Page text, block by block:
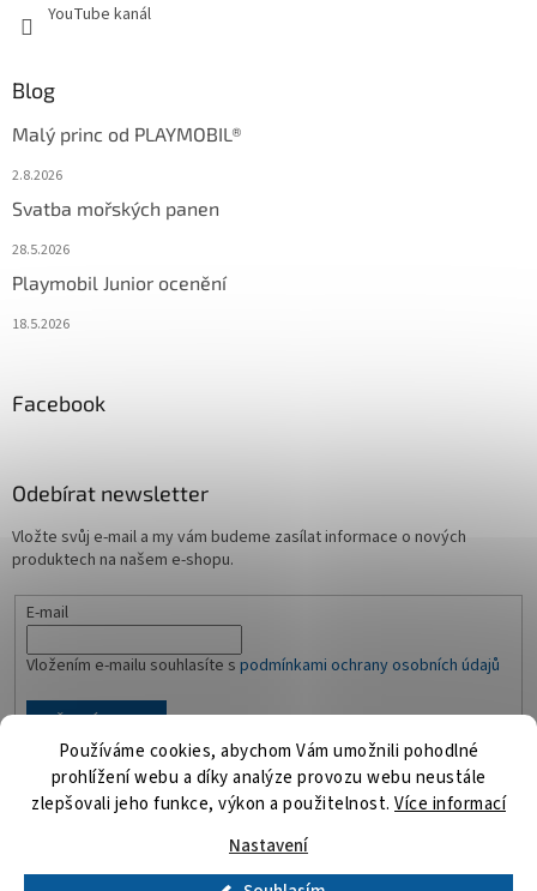
Používáme cookies, abychom Vám umožnili pohodlné
prohlížení webu a díky analýze provozu webu neustále
zlepšovali jeho funkce, výkon a použitelnost. Více informací
Nastavení
YouTube kanál
Blog
Malý princ od PLAYMOBIL®
2.8.2026
Svatba mořských panen
28.5.2026
Playmobil Junior ocenění
18.5.2026
Facebook
Odebírat newsletter
Vložte svůj e-mail a my vám budeme zasílat informace o nových
produktech na našem e-shopu.
E-mail
Vložením e-mailu souhlasíte s podmínkami ochrany osobních údajů
PŘIHLÁSIT SE